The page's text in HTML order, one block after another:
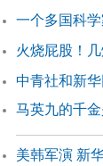
一个多国科
火烧屁股！
中青社和新
马英九的千
美韩军演 新